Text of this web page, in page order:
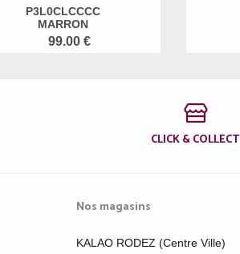
P3L0CLCCCC
MARRON
99.00 €
CLICK & COLLECT
Nos magasins
KALAO RODEZ (Centre Ville)